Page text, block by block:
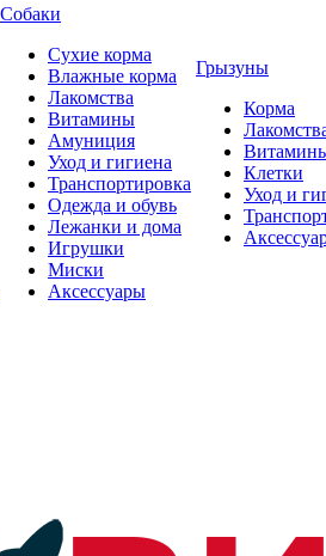
Собаки
Сухие корма
Влажные корма
Лакомства
Витамины
Амуниция
Уход и гигиена
Транспортировка
Одежда и обувь
Лежанки и дома
Игрушки
Миски
Аксессуары
Грызуны
Корма
Клетки
Уход и